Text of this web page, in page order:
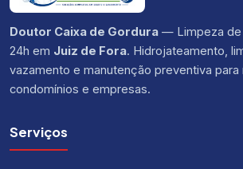
Doutor Caixa de Gordura — Limpeza de
24h em Juiz de Fora. Hidrojateamento,
vazamento e manutenção preventiva para
condomínios e empresas.
Serviços